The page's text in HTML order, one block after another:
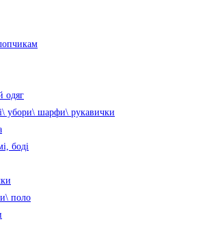
одяг
убори\ шарфи\ рукавички
боді
поло